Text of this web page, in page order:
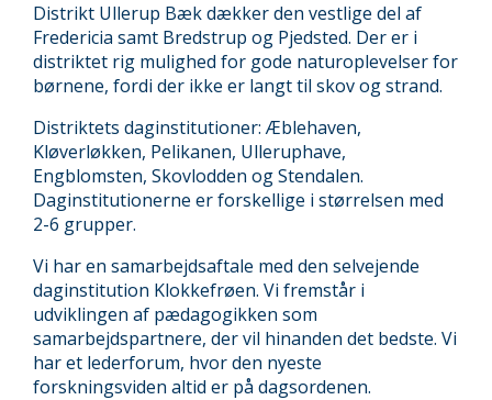
Distrikt Ullerup Bæk dækker den vestlige del af
Fredericia samt Bredstrup og Pjedsted. Der er i
distriktet rig mulighed for gode naturoplevelser for
børnene, fordi der ikke er langt til skov og strand.
Distriktets daginstitutioner: Æblehaven,
Kløverløkken, Pelikanen, Ulleruphave,
Engblomsten, Skovlodden og Stendalen.
Daginstitutionerne er forskellige i størrelsen med
2-6 grupper.
Vi har en samarbejdsaftale med den selvejende
daginstitution Klokkefrøen. Vi fremstår i
udviklingen af pædagogikken som
samarbejdspartnere, der vil hinanden det bedste. Vi
har et lederforum, hvor den nyeste
forskningsviden altid er på dagsordenen.